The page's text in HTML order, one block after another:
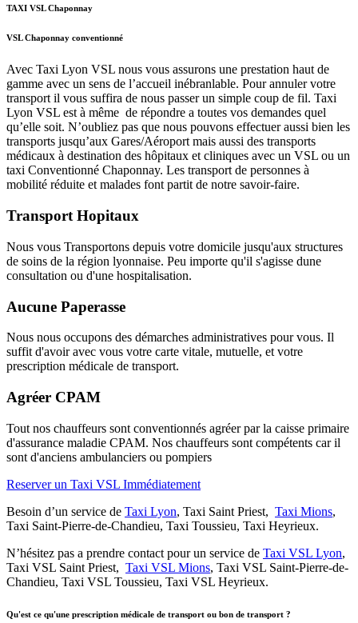
TAXI VSL Chaponnay
VSL Chaponnay conventionné
Avec Taxi Lyon VSL nous vous assurons une prestation haut de
gamme avec un sens de l’accueil inébranlable. Pour annuler votre
transport il vous suffira de nous passer un simple coup de fil. Taxi
Lyon VSL est à même de répondre a toutes vos demandes quel
qu’elle soit. N’oubliez pas que nous pouvons effectuer aussi bien les
transports jusqu’aux Gares/Aéroport mais aussi des transports
médicaux à destination des hôpitaux et cliniques avec un VSL ou un
taxi Conventionné Chaponnay. Les transport de personnes à
mobilité réduite et malades font partit de notre savoir-faire.
Transport Hopitaux
Nous vous Transportons depuis votre domicile jusqu'aux structures
de soins de la région lyonnaise. Peu importe qu'il s'agisse dune
consultation ou d'une hospitalisation.
Aucune Paperasse
Nous nous occupons des démarches administratives pour vous. Il
suffit d'avoir avec vous votre carte vitale, mutuelle, et votre
prescription médicale de transport.
Agréer CPAM
Tout nos chauffeurs sont conventionnés agréer par la caisse primaire
d'assurance maladie CPAM. Nos chauffeurs sont compétents car il
sont d'anciens ambulanciers ou pompiers
Reserver un Taxi VSL Immédiatement
Besoin d’un service de Taxi Lyon, Taxi Saint Priest, Taxi Mions,
Taxi Saint-Pierre-de-Chandieu, Taxi Toussieu, Taxi Heyrieux.
N’hésitez pas a prendre contact pour un service de Taxi VSL Lyon,
Taxi VSL Saint Priest, Taxi VSL Mions, Taxi VSL Saint-Pierre-de-
Chandieu, Taxi VSL Toussieu, Taxi VSL Heyrieux.
Qu'est ce qu'une prescription médicale de transport ou bon de transport ?